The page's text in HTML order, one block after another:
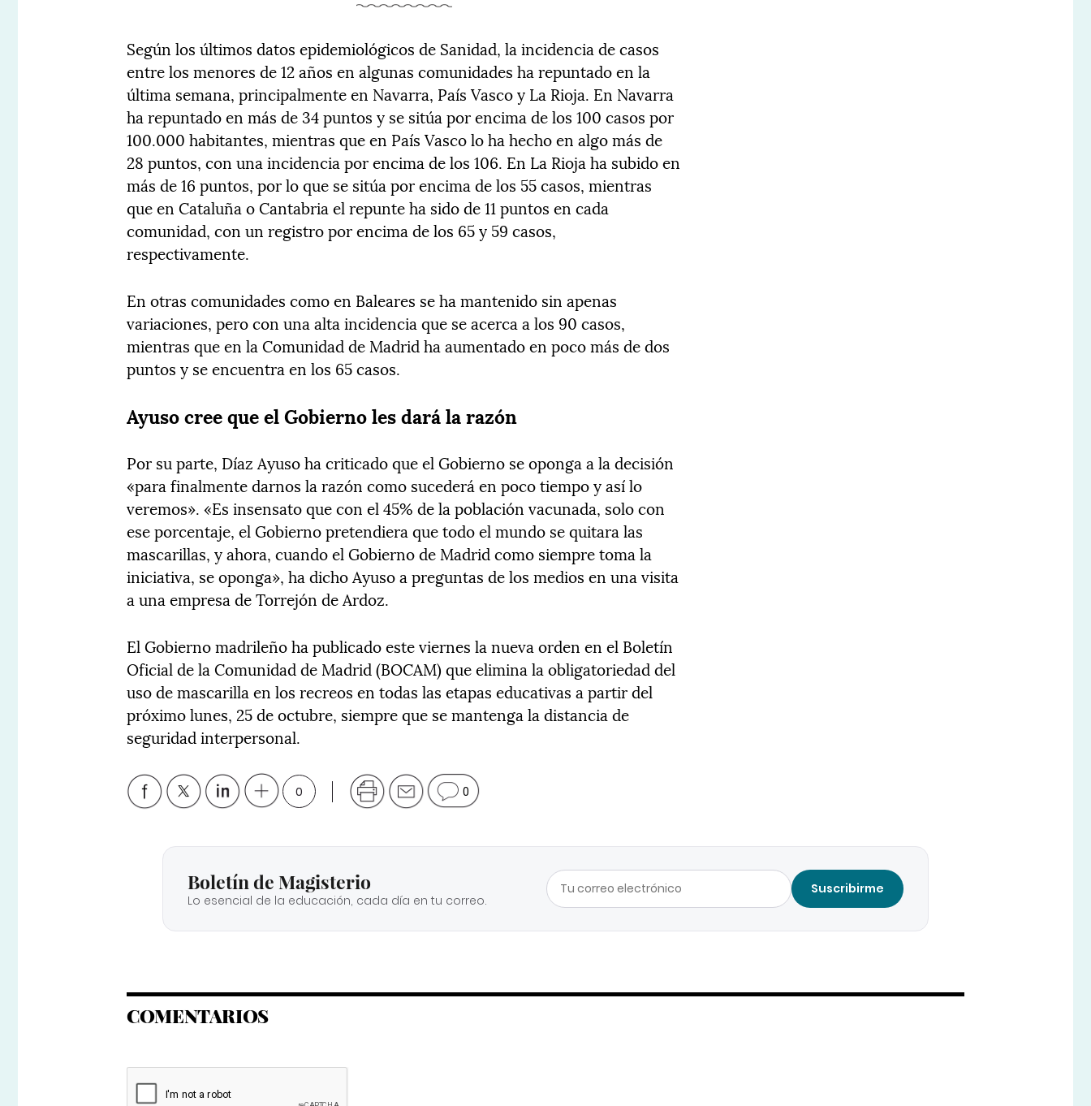
Según los últimos datos epidemiológicos de Sanidad, la incidencia de casos
entre los menores de 12 años en algunas comunidades ha repuntado en la
última semana, principalmente en Navarra, País Vasco y La Rioja. En Navarra
ha repuntado en más de 34 puntos y se sitúa por encima de los 100 casos por
100.000 habitantes, mientras que en País Vasco lo ha hecho en algo más de
28 puntos, con una incidencia por encima de los 106. En La Rioja ha subido en
más de 16 puntos, por lo que se sitúa por encima de los 55 casos, mientras
que en Cataluña o Cantabria el repunte ha sido de 11 puntos en cada
comunidad, con un registro por encima de los 65 y 59 casos,
respectivamente.
En otras comunidades como en Baleares se ha mantenido sin apenas
variaciones, pero con una alta incidencia que se acerca a los 90 casos,
mientras que en la Comunidad de Madrid ha aumentado en poco más de dos
puntos y se encuentra en los 65 casos.
Ayuso cree que el Gobierno les dará la razón
Por su parte, Díaz Ayuso ha criticado que el Gobierno se oponga a la decisión
«para finalmente darnos la razón como sucederá en poco tiempo y así lo
veremos». «Es insensato que con el 45% de la población vacunada, solo con
ese porcentaje, el Gobierno pretendiera que todo el mundo se quitara las
mascarillas, y ahora, cuando el Gobierno de Madrid como siempre toma la
iniciativa, se oponga», ha dicho Ayuso a preguntas de los medios en una visita
a una empresa de Torrejón de Ardoz.
El Gobierno madrileño ha publicado este viernes la nueva orden en el Boletín
Oficial de la Comunidad de Madrid (BOCAM) que elimina la obligatoriedad del
uso de mascarilla en los recreos en todas las etapas educativas a partir del
próximo lunes, 25 de octubre, siempre que se mantenga la distancia de
seguridad interpersonal.
0 0
Boletín de Magisterio
Lo esencial de la educación, cada día en tu correo.
Suscribirme
COMENTARIOS